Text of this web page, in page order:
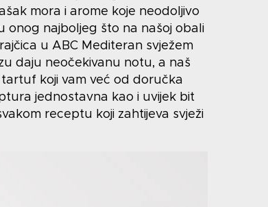
mora i arome koje neodoljivo
onog najboljeg što na našoj obali
u ABC Mediteran svježem
daju neočekivanu notu, a naš
koji vam već od doručka
jednostavna kao i uvijek bit
receptu koji zahtijeva svježi